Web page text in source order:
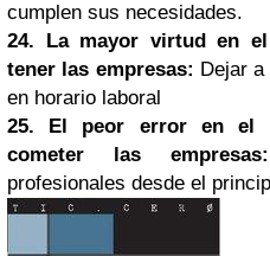
cumplen sus necesidades.
24. La mayor virtud en
tener las empresas: Dejar
en horario laboral
25. El peor error en el
cometer las
profesionales desde el